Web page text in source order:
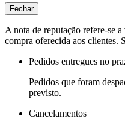
Fechar
A nota de reputação refere-se
compra oferecida aos clientes.
Pedidos entregues no
Pedidos que foram
previsto.
Cancelamentos